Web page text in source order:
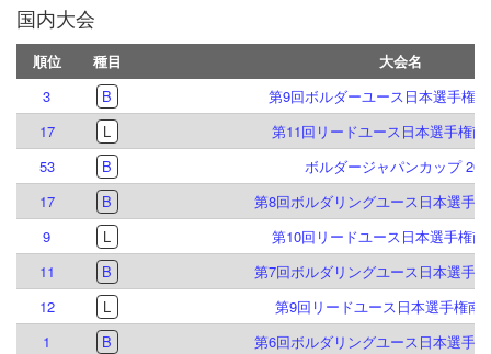
国内大会
順位 種目
大会名
3
B
第9回ボルダーユース日本選手権
17
L
第11回リードユース日本選手権南
53
B
ボルダージャパンカップ
17
B
第8回ボルダリングユース日本選手
9
L
第10回リードユース日本選手権南
11
B
第7回ボルダリングユース日本選手
12
L
第9回リードユース日本選手権南
1
B
第6回ボルダリングユース日本選手